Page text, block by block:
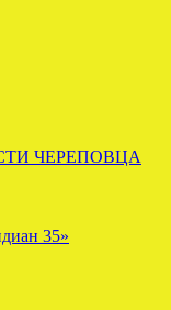
ЧЕРЕПОВЦА
35»